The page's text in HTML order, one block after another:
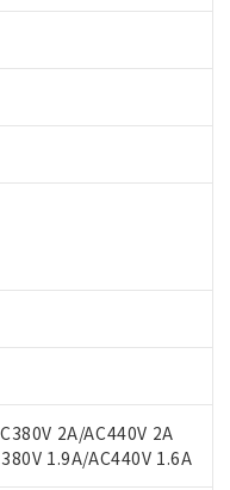
2A/AC440V 2A
1.9A/AC440V 1.6A
。
庫状況および標準価格(税
対象外となる商品もあるこ
た製品が提供可能な商品で
製品に切り替える予定のあ
応の商品で、対応品を出す
係のない商品です。
有品と判明した場合など
以下、
以下、ポリ臭化ジフェニルエー
さい。
国貿易法に定める商品（以
政府の輸出許可(または役